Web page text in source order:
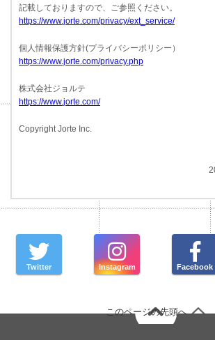
記載しておりますので、ご参照ください。
https://www.jorte.com/privacy/ext_service/
個人情報保護方針(プライバシーポリシー）
https://www.jorte.com/privacy.php
株式会社ジョルテ
https://www.jorte.com/
Copyright Jorte Inc.
Twitter Instagram Facebook
このページの先頭へ